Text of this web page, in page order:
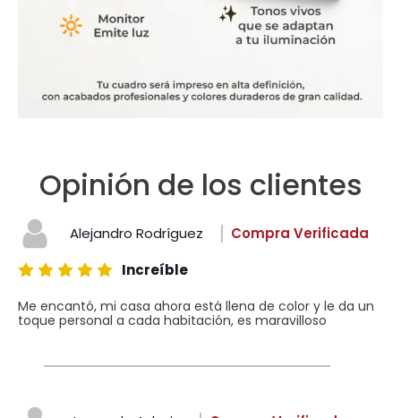
Opinión de los clientes
Alejandro Rodríguez
Compra Verificada
Increíble
Me encantó, mi casa ahora está llena de color y le da un
toque personal a cada habitación, es maravilloso